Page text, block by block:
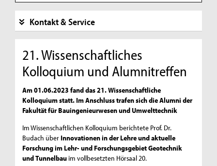
Kontakt & Service
21. Wissenschaftliches
Kolloquium und Alumnitreffen
Am 01.06.2023 fand das 21. Wissenschaftliche
Kolloquium statt. Im Anschluss trafen sich die Alumni der
Fakultät für Bauingenieurwesen und Umwelttechnik
Im Wissenschaftlichen Kolloquium berichtete Prof. Dr.
Budach über Innovationen in der Lehre und aktuelle
Forschung im Lehr- und Forschungsgebiet Geotechnik
und Tunnelbau im vollbesetzten Hörsaal 20.